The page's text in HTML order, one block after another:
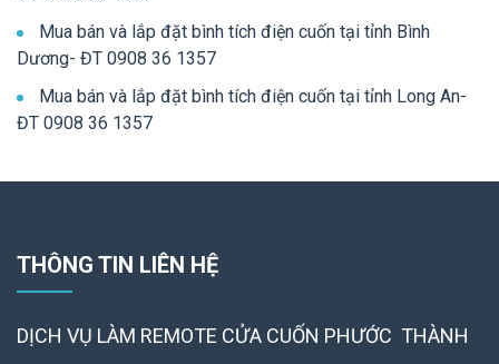
Mua bán và lắp đặt bình tích điện cuốn tại tỉnh Bình
Dương- ĐT 0908 36 1357
Mua bán và lắp đặt bình tích điện cuốn tại tỉnh Long An-
ĐT 0908 36 1357
THÔNG TIN LIÊN HỆ
DỊCH VỤ LÀM REMOTE CỬA CUỐN PHƯỚC THÀNH